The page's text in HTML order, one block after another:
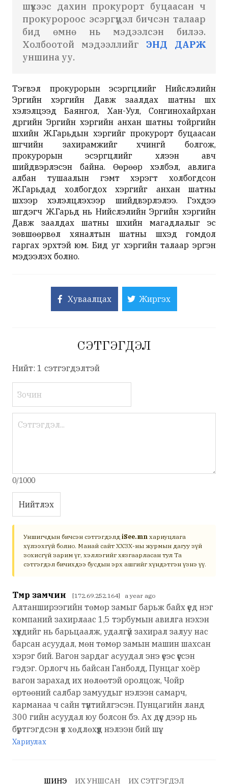
шүүхээс дахин прокурорт буцаасан ч
прокуророос эсэргүүцэл бичсэн талаар
бид өмнө нь мэдээлсэн билээ.
Холбоотой мэдээллийг ЭНД ДАРЖ
уншина уу.
Тэгвэл прокурорын эсэргүүцлийг Нийслэлийн
Эрүүгийн хэргийн Давж заалдах шатны шүүх
хэлэлцээд Баянгол, Хан-Уул, Сонгинохайрхан
дүүргийн Эрүүгийн хэргийн анхан шатны тойргийн
шүүхийн Ж.Гарьдын хэргийг прокурорт буцаасан
шүүгчийн захирамжийг хүчингүй болгож,
прокурорын эсэргүүцлийг хүлээн авч
шийдвэрлэсэн байна. Өөрөөр хэлбэл, авлига
албан тушаалын гэмт хэрэгт холбогдсон
Ж.Гарьдад холбогдох хэргийг анхан шатны
шүүхээр хэлэлцүүлэхээр шийдвэрлэлээ. Гэхдээ
шүүгдэгч Ж.Гарьд нь Нийслэлийн Эрүүгийн хэргийн
Давж заалдах шатны шүүхийн магадлалыг эс
зөвшөөрвөл хяналтын шатны шүүхэд гомдол
гаргах эрхтэй юм. Бид уг хэргийн талаар эргэн
мэдээлэх болно.
Хуваалцах Жиргэх
СЭТГЭГДЭЛ
Нийт: 1 сэтгэгдэлтэй
0/1000
Нийтлэх
Уншигчдын бичсэн сэтгэгдэлд iSee.mn хариуцлага
хүлээхгүй болно. Манай сайт ХХЗХ-ны журмын дагуу зүй
зохисгүй зарим үг, хэллэгийг хязгаарласан тул Та
сэтгэгдэл бичихдээ бусдын эрх ашгийг хүндэтгэн үзнэ үү.
Төмөр замчин [172.69.252.164] a year ago
Алтанширээгийн төмөр замыг барьж байх үед нэг
компаний захирлаас 1,5 тэрбумын авилга нэхэн
хүүхдийг нь барьцаалж, удалгүй захирал залуу нас
барсан асуудал, мөн төмөр замын машин шахсан
хэрэг бий. Вагон зардаг асуудал энэ үеэс үүссэн
гэдэг. Орлогч нь байсан Ганболд, Пунцаг хоёр
вагон зарахад их нөлөөтэй оролцож, Чойр
өртөөний салбар замуудыг нэлээн самарч,
карманаа ч сайн түнтийлгэсэн. Пунцагийн ланд
300 гийн асуудал юу болсон бэ. Ах дүүс дээр нь
бүртгэгдсэн үл хөдлөхүүд нэлээн бий шүү.
Хариулах
ШИНЭ ИХ УНШСАН ИХ СЭТГЭГДЭЛ